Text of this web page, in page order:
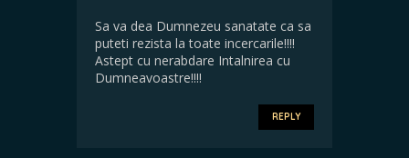
Sa va dea Dumnezeu sanatate ca sa
puteti rezista la toate incercarile!!!!
Astept cu nerabdare Intalnirea cu
Dumneavoastre!!!!
REPLY